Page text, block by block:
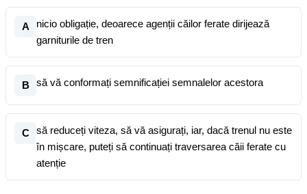
A
nicio obligație, deoarece agenții căilor ferate dirijează
garniturile de tren
B să vă conformați semnificației semnalelor acestora
C
să reduceți viteza, să vă asigurați, iar, dacă trenul nu este
în mișcare, puteți să continuați traversarea căii ferate cu
atenție